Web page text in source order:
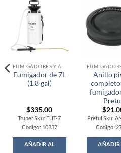
Fumigador de 7L
(1.8 gal)
$335.00
Truper Sku: FUT-7
Codigo: 10837
AÑADIR AL
Anillo
$
Pretul Sku:
Codigo:
AÑADIR